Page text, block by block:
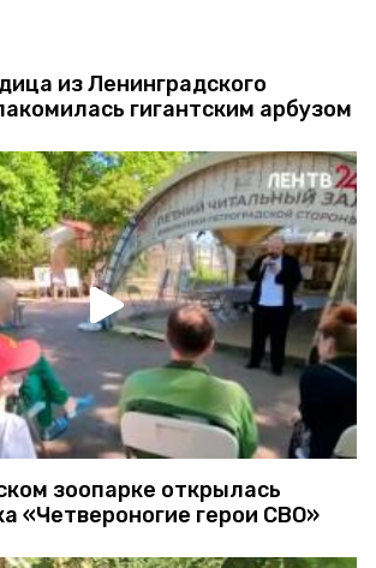
из Ленинградского
гигантским арбузом
зоопарке открылась
«Четвероногие герои СВО»